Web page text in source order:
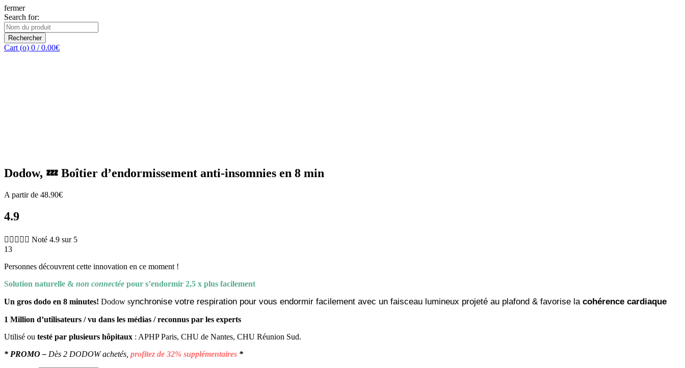
fermer
Search for:
Rechercher
Cart (o) 0 / 0.00€
Dodow, 💤 Boîtier d’endormissement anti-insomnies en 8 min
A partir de 48.90€
4.9
     Noté 4.9 sur 5
13
Personnes découvrent cette innovation en ce moment !
Solution naturelle & non connectée pour s’endormir 2,5 x plus facilement
Un gros dodo en 8 minutes! Dodow synchronise votre respiration pour vous endormir facilement avec un faisceau lumineux projeté au plafond & favorise la cohérence cardiaque
1 Million d’utilisateurs / vu dans les médias / reconnus par les experts
Utilisé ou testé par plusieurs hôpitaux : APHP Paris, CHU de Nantes, CHU Réunion Sud.
* PROMO – Dès 2 DODOW achetés, profitez de 32% supplémentaires *